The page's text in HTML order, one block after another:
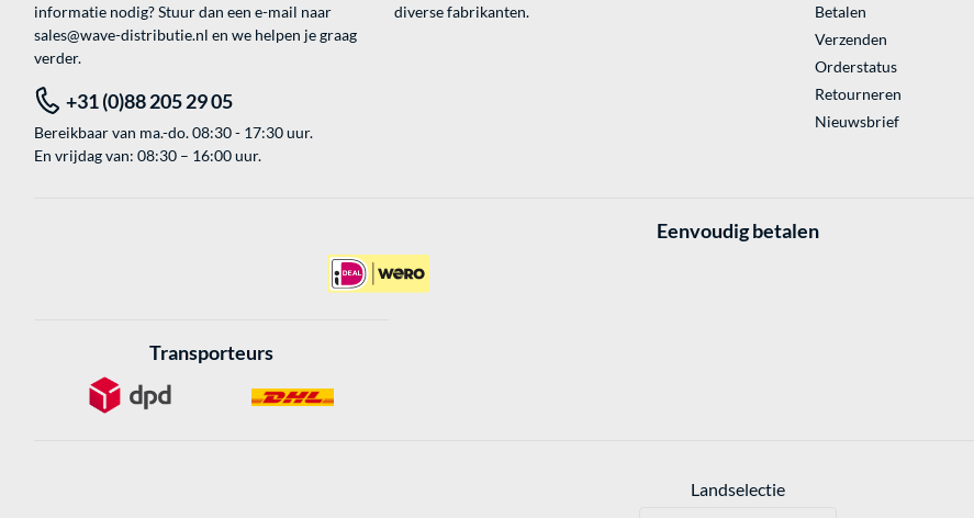
informatie nodig? Stuur dan een e-mail naar
sales@wave-distributie.nl en we helpen je graag
verder.
diverse fabrikanten.
+31 (0)88 205 29 05
Bereikbaar van ma.-do. 08:30 - 17:30 uur.
En vrijdag van: 08:30 – 16:00 uur.
Betalen
Verzenden
Orderstatus
Retourneren
Nieuwsbrief
Eenvoudig betalen
Transporteurs
Landselectie